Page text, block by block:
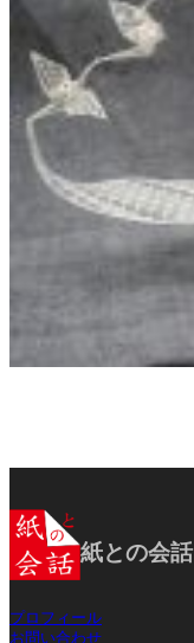
紙との会話
プロフィール
お問い合わせ